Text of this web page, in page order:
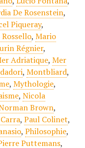
De Rosenstein,
Piqueray,
, Mario
Régnier,
Adriatique, Mer
, Montbliard,
, Mythologie,
, Nicola
Brown,
, Paul Colinet,
, Philosophie,
Puttemans,